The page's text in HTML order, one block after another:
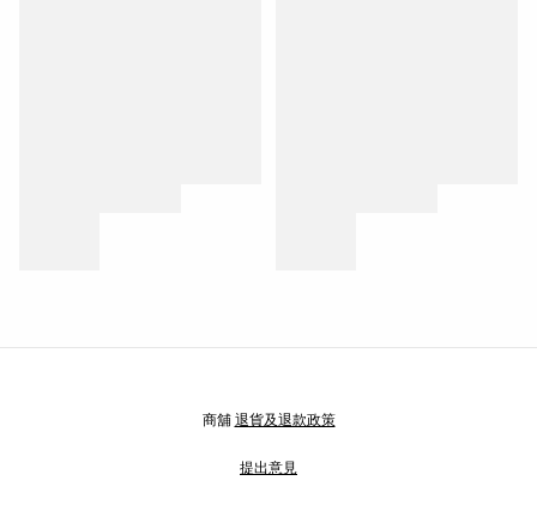
商舖 退貨及退款政策
提出意見